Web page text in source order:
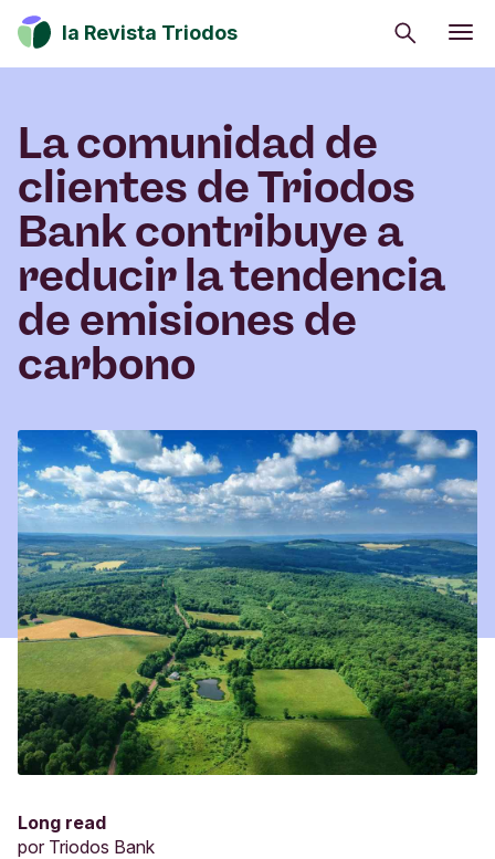
la Revista Triodos Buscar
Suscribirme
Tu dinero tiene potencial de cambio. Explora
cómo influir en positivo en la sociedad, la cultura
Consumo consciente
Iniciativas sociales
Cultura
Inversión de impacto
La comunidad de
clientes de Triodos
Bank contribuye a
reducir la tendencia
de emisiones de
carbono
Long read
por Triodos Bank